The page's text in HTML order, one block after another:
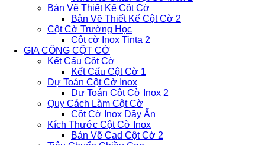
Bản Vẽ Thiết Kế Cột Cờ
Bản Vẽ Thiết Kế Cột Cờ 2
Cột Cờ Trường Học
Cột cờ Inox Tinta 2
GIA CÔNG CỘT CỜ
Kết Cấu Cột Cờ
Kết Cấu Cột Cờ 1
Dự Toán Cột Cờ Inox
Dự Toán Cột Cờ Inox 2
Quy Cách Làm Cột Cờ
Cột Cờ Inox Dây Ẩn
Kích Thước Cột Cờ Inox
Bản Vẽ Cad Cột Cờ 2